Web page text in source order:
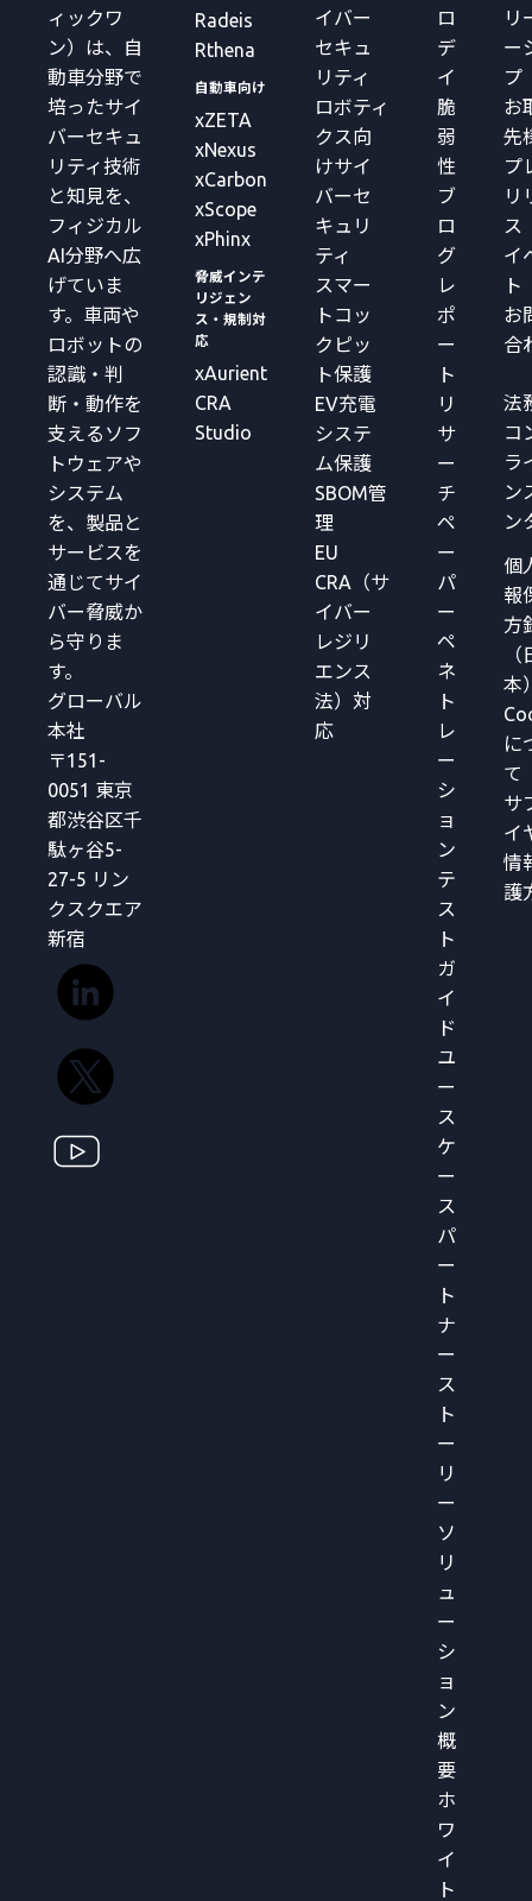
ィックワ
ン）は、自
動車分野で
培ったサイ
バーセキュ
リティ技術
と知見を、
フィジカル
AI分野へ広
げていま
す。車両や
ロボットの
認識・判
断・動作を
支えるソフ
トウェアや
システム
を、製品と
サービスを
通じてサイ
バー脅威か
ら守りま
す。
グローバル
本社
〒151-
0051 東京
都渋谷区千
駄ヶ谷5-
27-5 リン
クスクエア
新宿
Radeis
Rthena
自動車向け
xZETA
xNexus
xCarbon
xScope
xPhinx
脅威インテ
リジェン
ス・規制対
応
xAurient
CRA
Studio
イバー
セキュ
リティ
ロボティ
クス向
けサイ
バーセ
キュリ
ティ
スマー
トコッ
クピッ
ト保護
EV充電
システ
ム保護
SBOM管
理
EU
CRA（サ
イバー
レジリ
エンス
法）対
応
ロ
デ
イ
脆
弱
性
ブ
ロ
グ
レ
ポ
ー
ト
リ
サ
ー
チ
ペ
ー
パ
ー
ペ
ネ
ト
レ
ー
シ
ョ
ン
テ
ス
ト
ガ
イ
ド
ユ
ー
ス
ケ
ー
ス
パ
ー
ト
ナ
ー
ス
ト
ー
リ
ー
ソ
リ
ュ
ー
シ
ョ
ン
概
要
ホ
ワ
イ
ト
リ
ー
プ
お
先
プ
リ
ス
イ
ト
お
合
法
コ
ラ
ン
ン
個
報
方
（
本
に
て
サ
イ
情
護